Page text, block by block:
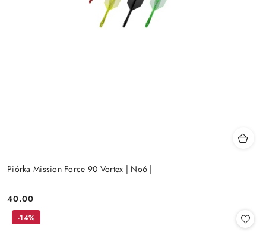
Piórka Mission Force 90 Vortex | No6 |
Cena:
40.00
-14%